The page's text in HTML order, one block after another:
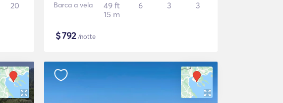
20 Barca a vela
49 ft
15 m
6 3 3
$792/notte